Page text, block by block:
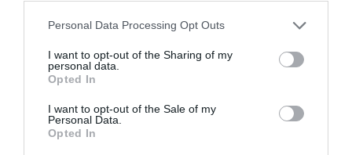
Personal Data Processing Opt Outs
I want to opt-out of the Sharing of my
personal data.
Opted In
I want to opt-out of the Sale of my
Personal Data.
Opted In